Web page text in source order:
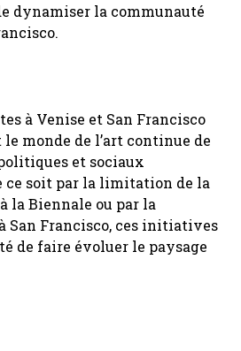
dynamiser la communauté
à Venise et San Francisco
monde de l’art continue de
et sociaux
ce soit par la limitation de la
la Biennale ou par la
San Francisco, ces initiatives
de faire évoluer le paysage